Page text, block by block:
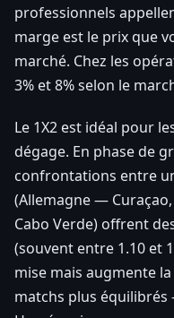
professionnels
marge est le prix que
marché. Chez les
3% et 8% selon le
Le 1X2 est idéal pour
dégage. En phase de
confrontations entre
(Allemagne —
Cabo Verde) offrent
(souvent entre 1.10 et
mise mais augmente
matchs plus